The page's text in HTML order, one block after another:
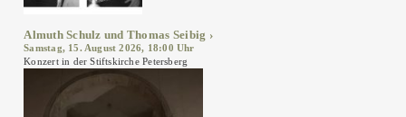
Almuth Schulz und Thomas Seibig
Samstag, 15. August 2026, 18:00 Uhr
Konzert in der Stiftskirche Petersberg